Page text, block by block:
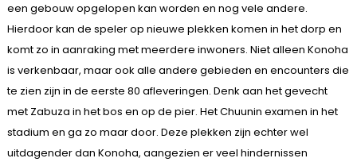
een gebouw opgelopen kan worden en nog vele andere.
Hierdoor kan de speler op nieuwe plekken komen in het dorp en
komt zo in aanraking met meerdere inwoners. Niet alleen Konoha
is verkenbaar, maar ook alle andere gebieden en encounters die
te zien zijn in de eerste 80 afleveringen. Denk aan het gevecht
met Zabuza in het bos en op de pier. Het Chuunin examen in het
stadium en ga zo maar door. Deze plekken zijn echter wel
uitdagender dan Konoha, aangezien er veel hindernissen